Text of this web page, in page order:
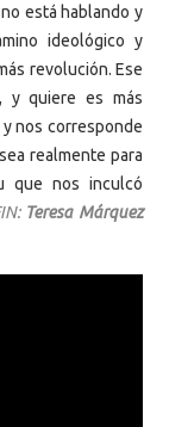
está hablando y
ideológico y
revolución. Ese
y quiere es más
nos corresponde
realmente para
que nos inculcó
Teresa Márquez